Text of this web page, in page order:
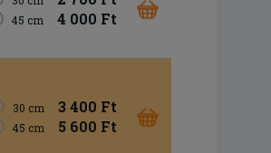
45 cm 4 000 Ft
30 cm 3 400 Ft
45 cm 5 600 Ft